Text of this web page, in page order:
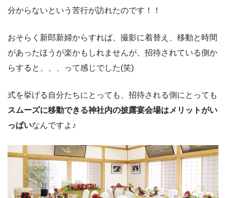
分からないという苦行が訪れたのです！！
おそらく新郎新婦からすれば、撮影に着替え、移動と時間
があったほうが楽かもしれませんが、招待されている側か
らすると、、、って感じでした(笑)
式を挙げる自分たちにとっても、招待される側にとっても
スムーズに移動できる神社内の披露宴会場はメリットがい
っぱいなんですよ♪